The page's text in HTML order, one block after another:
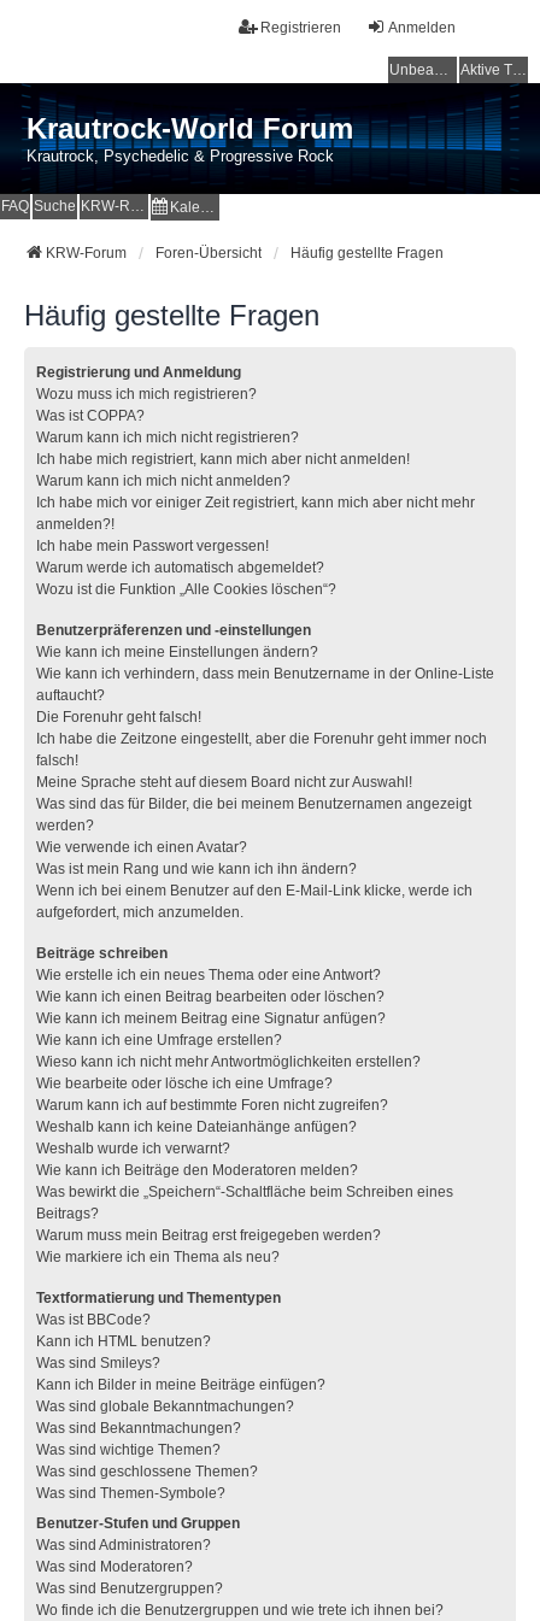
Anmelden
Registrieren
Unbeantwortete Themen Aktive Themen
Krautrock-World Forum
Krautrock, Psychedelic & Progressive Rock
FAQ Suche KRW-Radio Kalender
KRW-Forum Foren-Übersicht Häufig gestellte Fragen
Häufig gestellte Fragen
Registrierung und Anmeldung
Wozu muss ich mich registrieren?
Was ist COPPA?
Warum kann ich mich nicht registrieren?
Ich habe mich registriert, kann mich aber nicht anmelden!
Warum kann ich mich nicht anmelden?
Ich habe mich vor einiger Zeit registriert, kann mich aber nicht mehr
anmelden?!
Ich habe mein Passwort vergessen!
Warum werde ich automatisch abgemeldet?
Wozu ist die Funktion „Alle Cookies löschen“?
Benutzerpräferenzen und -einstellungen
Wie kann ich meine Einstellungen ändern?
Wie kann ich verhindern, dass mein Benutzername in der Online-Liste
auftaucht?
Die Forenuhr geht falsch!
Ich habe die Zeitzone eingestellt, aber die Forenuhr geht immer noch
falsch!
Meine Sprache steht auf diesem Board nicht zur Auswahl!
Was sind das für Bilder, die bei meinem Benutzernamen angezeigt
werden?
Wie verwende ich einen Avatar?
Was ist mein Rang und wie kann ich ihn ändern?
Wenn ich bei einem Benutzer auf den E-Mail-Link klicke, werde ich
aufgefordert, mich anzumelden.
Beiträge schreiben
Wie erstelle ich ein neues Thema oder eine Antwort?
Wie kann ich einen Beitrag bearbeiten oder löschen?
Wie kann ich meinem Beitrag eine Signatur anfügen?
Wie kann ich eine Umfrage erstellen?
Wieso kann ich nicht mehr Antwortmöglichkeiten erstellen?
Wie bearbeite oder lösche ich eine Umfrage?
Warum kann ich auf bestimmte Foren nicht zugreifen?
Weshalb kann ich keine Dateianhänge anfügen?
Weshalb wurde ich verwarnt?
Wie kann ich Beiträge den Moderatoren melden?
Was bewirkt die „Speichern“-Schaltfläche beim Schreiben eines
Beitrags?
Warum muss mein Beitrag erst freigegeben werden?
Wie markiere ich ein Thema als neu?
Textformatierung und Thementypen
Was ist BBCode?
Kann ich HTML benutzen?
Was sind Smileys?
Kann ich Bilder in meine Beiträge einfügen?
Was sind globale Bekanntmachungen?
Was sind Bekanntmachungen?
Was sind wichtige Themen?
Was sind geschlossene Themen?
Was sind Themen-Symbole?
Benutzer-Stufen und Gruppen
Was sind Administratoren?
Was sind Moderatoren?
Was sind Benutzergruppen?
Wo finde ich die Benutzergruppen und wie trete ich ihnen bei?